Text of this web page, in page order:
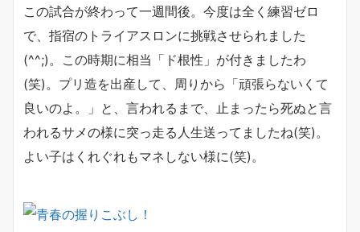
この試合が終わって一週間後。今度は全く練習ゼロ
で、指宿のトライアスロンに挑戦させられました
(^^;)。この時期に相当「ド根性」が付きましたわ
(笑)。プリ造を出産して、周りから「頑張らないくて
良いのよ。」と、言われるまで、止まったら死ぬと言
われるサメの様に突っ走る人生送ってましたね(笑)。
よい子はくれぐれもマネしない様に(笑)。